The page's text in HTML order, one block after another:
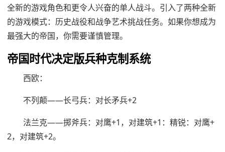
全新的游戏角色和更令人兴奋的单人战斗。引入了两种全新
的游戏模式：历史战役和战争艺术挑战任务。如果你想成为
最强大的帝国，你需要谨慎管理。
帝国时代决定版兵种克制系统
西欧：
不列颠——长弓兵：对长矛兵+2
法兰克——掷斧兵：对鹰+1，对建筑+1：精锐：对鹰+
2，对建筑+2。